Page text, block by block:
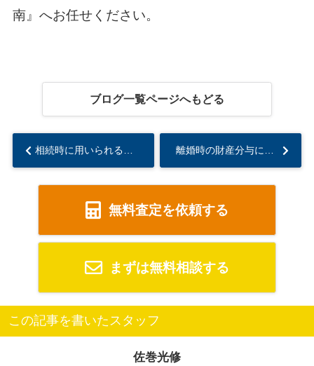
南』へお任せください。
ブログ一覧ページへもどる
無料査定を依頼する
まずは無料相談する
この記事を書いたスタッフ
佐巻光修